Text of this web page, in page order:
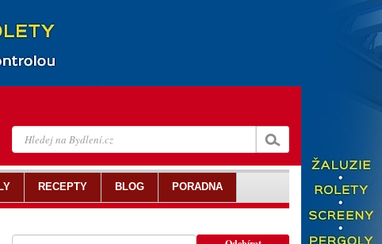
RECEPTY BLOG PORADNA